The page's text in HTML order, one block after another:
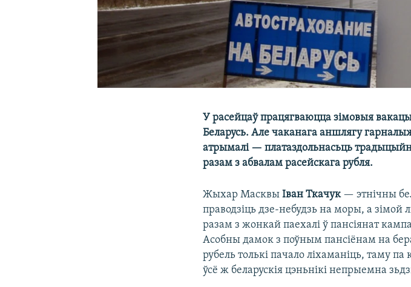
У расейцаў працягваюцца зімовыя
Беларусь. Але чаканага аншлягу
атрымалі — платаздольнасьць
разам з абвалам расейскага рубля.
Жыхар МасквыІван Ткачук— этнічны
праводзіць дзе-небудзь на моры, а зімой
разам з жонкай паехалі ў пансіянат
Асобны дамок з поўным пансіёнам на
рубель толькі пачало ліхаманіць, таму
ўсё ж беларускія цэньнікі непрыемна